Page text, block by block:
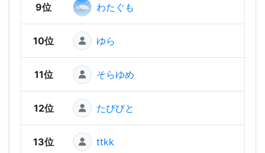
9位 わたぐも
10位 ゆら
11位 そらゆめ
12位 たびびと
13位 ttkk